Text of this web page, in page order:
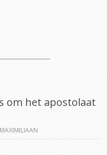
om het apostolaat